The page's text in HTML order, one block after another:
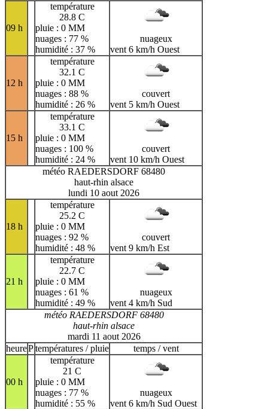
09 h
température
28.8 C
pluie : 0 MM
nuages : 77 %
humidité : 37 %
nuageux
vent 6 km/h Ouest
12 h
température
32.1 C
pluie : 0 MM
nuages : 88 %
humidité : 26 %
couvert
vent 5 km/h Ouest
15 h
température
33.1 C
pluie : 0 MM
nuages : 100 %
humidité : 24 %
couvert
vent 10 km/h Ouest
météo RAEDERSDORF 68480
haut-rhin alsace
lundi 10 aout 2026
18 h
température
25.2 C
pluie : 0 MM
nuages : 92 %
humidité : 48 %
couvert
vent 9 km/h Est
21 h
température
22.7 C
pluie : 0 MM
nuages : 61 %
humidité : 49 %
nuageux
vent 4 km/h Sud
météo RAEDERSDORF 68480
haut-rhin alsace
mardi 11 aout 2026
heurePtempératures / pluie temps / vent
00 h
température
21 C
pluie : 0 MM
nuages : 77 %
humidité : 55 %
nuageux
vent 6 km/h Sud Ouest